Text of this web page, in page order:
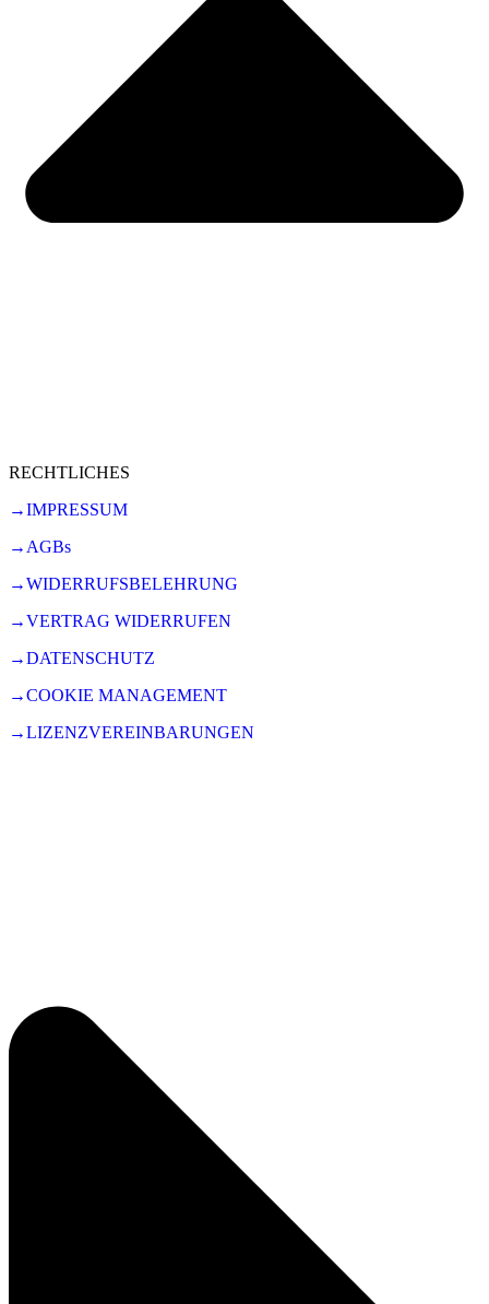
RECHTLICHES
→IMPRESSUM
→AGBs
→WIDERRUFSBELEHRUNG
→VERTRAG WIDERRUFEN
→DATENSCHUTZ
→COOKIE MANAGEMENT
→LIZENZVEREINBARUNGEN